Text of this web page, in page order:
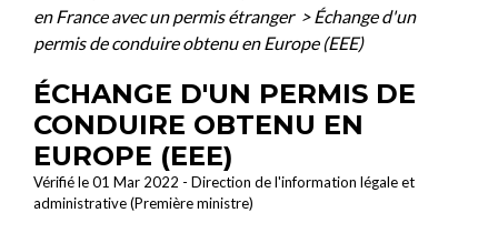
en France avec un permis étranger > Échange d'un
permis de conduire obtenu en Europe (EEE)
ÉCHANGE D'UN PERMIS DE
CONDUIRE OBTENU EN
EUROPE (EEE)
Vérifié le 01 Mar 2022 - Direction de l'information légale et
administrative (Première ministre)